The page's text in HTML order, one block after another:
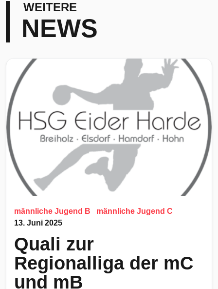
WEITERE
NEWS
männliche Jugend B
männliche Jugend C
13. Juni 2025
Quali zur
Regionalliga der mC
und mB